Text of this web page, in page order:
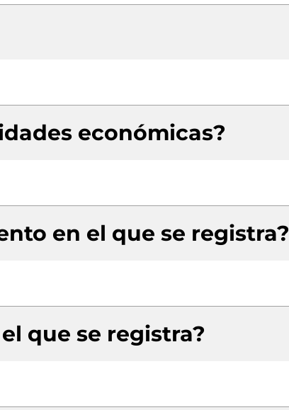
económicas?
en el que se registra?
que se registra?